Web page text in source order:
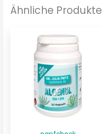
Ähnliche Produkte